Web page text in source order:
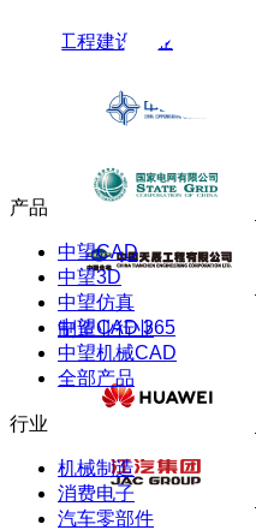
工程建设行业
制造业行业
产品
中望CAD
中望3D
中望仿真
中望CAD 365
中望机械CAD
全部产品
行业
机械制造
消费电子
汽车零部件